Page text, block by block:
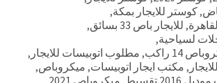
,كوستر للايجار بمكة,
, للايجار باص 33 بسائق
,
,
, مطلوب اتوبيسات للايجار ,
, مكتب ايجار اتوبيسات, ميكروباص,